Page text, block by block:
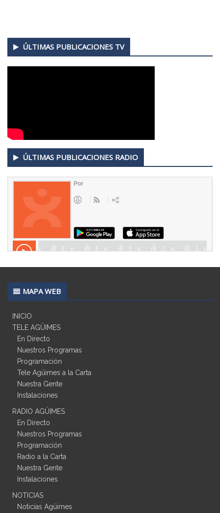
ÚLTIMAS PUBLICACIONES TV
ÚLTIMAS PUBLICACIONES RADIO
MAPA WEB
INICIO
TELE AGÜIMES
En Directo
Nuestros Programas
Programación
Tele Agüimes a la Carta
Nuestra Gente
Instalaciones
RADIO AGÜIMES
En Directo
Nuestros Programas
Programación
Radio a la Carta
Nuestra Gente
Instalaciones
NOTICIAS
Noticias Agüimes